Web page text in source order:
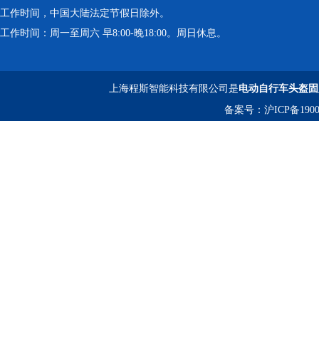
药品稳定性试验箱
工作时间，中国大陆法定节假日除外。
工作时间：周一至周六 早8:00-晚18:00。周日休息。
上海程斯智能科技有限公司是电动自行车头盔
备案号： 沪ICP备